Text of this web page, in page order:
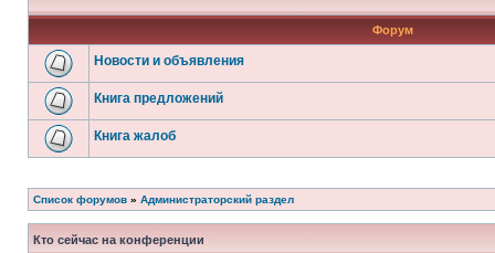
Форум
Новости и объявления
Книга предложений
Книга жалоб
Список форумов » Администраторский раздел
Кто сейчас на конференции